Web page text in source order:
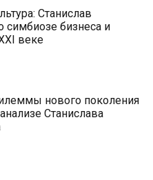
Станислав
бизнеса и
веке
нового поколения
Станислава